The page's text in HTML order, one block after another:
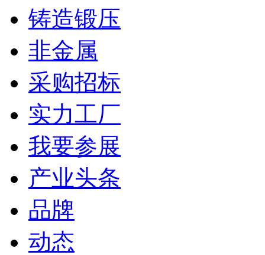
铸造锻压
非金属
采购招标
实力工厂
我要参展
产业头条
品牌
动态